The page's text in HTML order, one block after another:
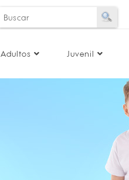
Adultos Juvenil